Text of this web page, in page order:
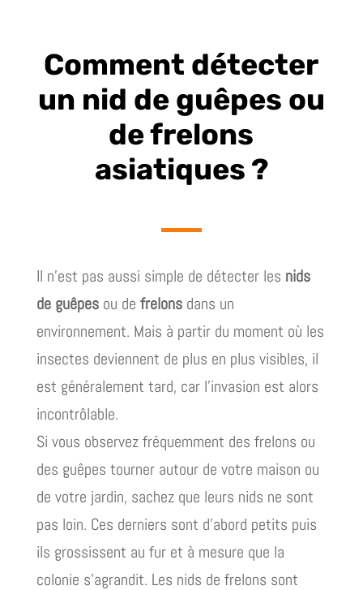
Comment détecter
un nid de guêpes ou
de frelons
asiatiques ?
Il n’est pas aussi simple de détecter les nids
de guêpesou de frelonsdans un
environnement. Mais à partir du moment où les
insectes deviennent de plus en plus visibles, il
est généralement tard, car l’invasion est alors
incontrôlable.
Si vous observez fréquemment des frelons ou
des guêpes tourner autour de votre maison ou
de votre jardin, sachez que leurs nids ne sont
pas loin. Ces derniers sont d’abord petits puis
ils grossissent au fur et à mesure que la
colonie s’agrandit. Les nids de frelons sont